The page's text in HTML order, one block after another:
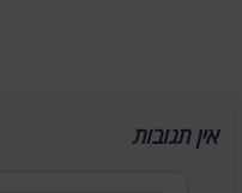
אין תגובות